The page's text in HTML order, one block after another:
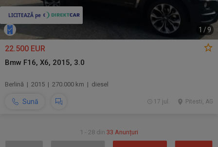
1 / 9
22.500 EUR
Bmw F16, X6, 2015, 3.0
Berlină | 2015 | 270.000 km | diesel
Sună Pitesti, AG
17 jul.
1 - 28 din 33 Anunțuri